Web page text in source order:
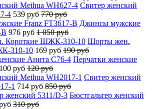
Свитер женский
4 539 руб 770 руб
Джинсы мужские
976 руб 1 050 руб
Шорты жен.
310-10 169 руб 190 руб
Перчатки женские
100 руб 120 руб
Свитер женский
1 714 руб 850 руб
Бюстгальтер женский
310 руб